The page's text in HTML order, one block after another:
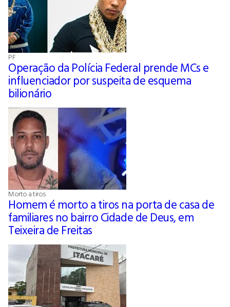
PF
Operação da Polícia Federal prende MCs e
influenciador por suspeita de esquema
bilionário
Morto a tiros
Homem é morto a tiros na porta de casa de
familiares no bairro Cidade de Deus, em
Teixeira de Freitas